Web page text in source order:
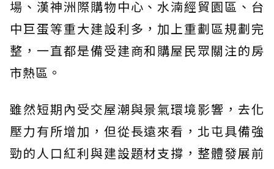
場、漢神洲際購物中心、水湳經貿園區、台
中巨蛋等重大建設利多，加上重劃區規劃完
整，一直都是備受建商和購屋民眾關注的房
市熱區。
雖然短期內受交屋潮與景氣環境影響，去化
壓力有所增加，但從長遠來看，北屯具備強
勁的人口紅利與建設題材支撐，整體發展前